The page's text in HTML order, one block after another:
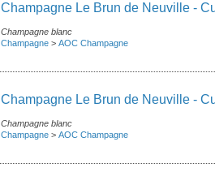
Champagne Le Brun de Neuville -
Champagne blanc
Champagne > AOC Champagne
Champagne Le Brun de Neuville -
Champagne blanc
Champagne > AOC Champagne